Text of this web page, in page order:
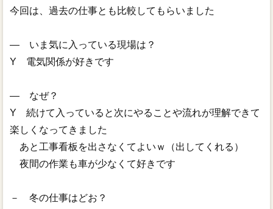
今回は、過去の仕事とも比較してもらいました
― いま気に入っている現場は？
Y 電気関係が好きです
― なぜ？
Y 続けて入っていると次にやることや流れが理解できて
楽しくなってきました
あと工事看板を出さなくてよいｗ（出してくれる）
夜間の作業も車が少なくて好きです
－ 冬の仕事はどお？